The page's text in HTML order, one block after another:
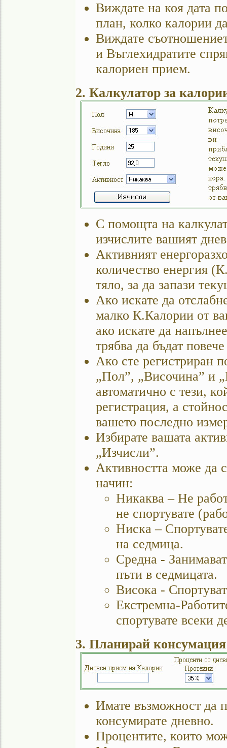
Виждате на коя дата
план, колко калории
Виждате
и Въглехидратите
калориен прием.
2. Калкулатор за
С помощта на
изчислите вашият
Активният
количество енергия
тяло, за да запази
Ако искате да
малко К.Калории от
ако искате да
трябва да бъдат
Ако сте регистриран
„Пол”, „Височина” и
автоматично с тези,
регистрация, а
вашето последно
Избирате вашата
„Изчисли”.
Активността може да
начин:
Никаква – Не
не спортувате
Ниска –
на седмица.
Средна -
пъти в седмицата.
Висока -
Екстремна-
спортувате всеки
3. Планирай консумация
Имате възможност да
консумирате дневно.
Процентите, които